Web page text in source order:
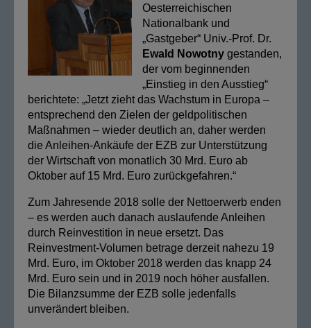
Oesterreichischen
Nationalbank und
„Gastgeber“ Univ.-Prof. Dr.
Ewald Nowotny gestanden,
der vom beginnenden
„Einstieg in den Ausstieg“
berichtete: „Jetzt zieht das Wachstum in Europa –
entsprechend den Zielen der geldpolitischen
Maßnahmen – wieder deutlich an, daher werden
die Anleihen-Ankäufe der EZB zur Unterstützung
der Wirtschaft von monatlich 30 Mrd. Euro ab
Oktober auf 15 Mrd. Euro zurückgefahren.“
Zum Jahresende 2018 solle der Nettoerwerb enden
– es werden auch danach auslaufende Anleihen
durch Reinvestition in neue ersetzt. Das
Reinvestment-Volumen betrage derzeit nahezu 19
Mrd. Euro, im Oktober 2018 werden das knapp 24
Mrd. Euro sein und in 2019 noch höher ausfallen.
Die Bilanzsumme der EZB solle jedenfalls
unverändert bleiben.